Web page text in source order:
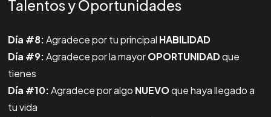
Talentos y Oportunidades
Día #8:Agradece por tu principal HABILIDAD
Día #9:Agradece por la mayorOPORTUNIDADque
tienes
Día #10:Agradece por algo NUEVOque haya llegado a
tu vida